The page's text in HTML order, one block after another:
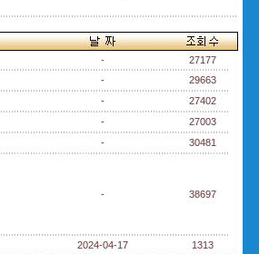
-
27177
-
29663
-
27402
-
27003
- 30481
- 38697
2024-04-17
1313